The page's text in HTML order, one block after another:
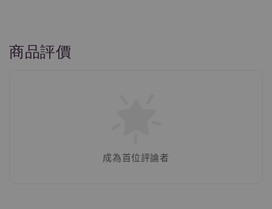
商品評價
成為首位評論者